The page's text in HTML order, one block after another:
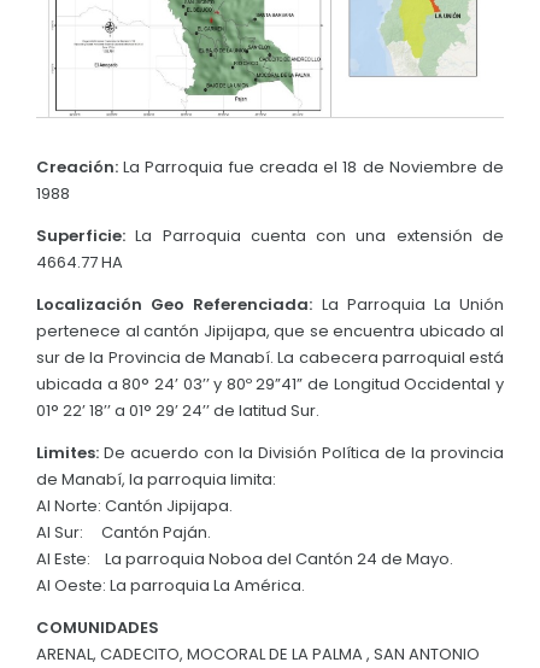
Convocatorias
GESTIÓN ADMINISTRATIVA
Plan de desarrollo y Ordenamiento Territorial -
Plan Anual Contratación - PAC
Convenios Institucionales
PRESUPUESTO: EJECUCIÓN Y REPORTES
Cédulas presupuestarias y balances
Procesos de contratación
Obras y proyectos
Creación:La Parroquia fue creada el 18 de Noviembre de
1988
Superficie: La Parroquia cuenta con una extensión de
4664.77 HA
Localización Geo Referenciada: La Parroquia La Unión
pertenece al cantón Jipijapa, que se encuentra ubicado al
sur de la Provincia de Manabí. La cabecera parroquial está
ubicada a 80° 24’ 03’’ y 80º 29”41” de Longitud Occidental y
01° 22’ 18’’ a 01° 29’ 24’’ de latitud Sur.
Limites: De acuerdo con la División Política de la provincia
de Manabí, la parroquia limita:
Al Norte: Cantón Jipijapa.
Al Sur: Cantón Paján.
Al Este: La parroquia Noboa del Cantón 24 de Mayo.
Al Oeste: La parroquia La América.
COMUNIDADES
ARENAL, CADECITO, MOCORAL DE LA PALMA , SAN ANTONIO